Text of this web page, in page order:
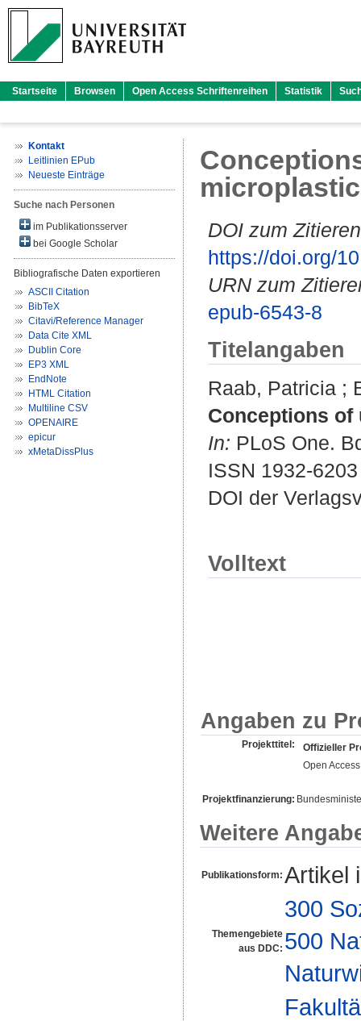
Startseite Browsen Open Access Schriftenreihen Statistik
Kontakt
Leitlinien EPub
Neueste Einträge
Suche nach Personen
im Publikationsserver
bei Google Scholar
Bibliografische Daten exportieren
ASCII Citation
BibTeX
Citavi/Reference Manager
Data Cite XML
Dublin Core
EP3 XML
EndNote
HTML Citation
Multiline CSV
OPENAIRE
epicur
xMetaDissPlus
DOI zum
https://doi.org/
URN zum
epub-6543-8
Titelangaben
Raab, Patricia ;
Conceptions
In: PLoS One.
ISSN 1932-6203
DOI der
Volltext
Angaben zu
Projekttitel:
Offizieller
Open
Projektfinanzierung:
Weitere
Publikationsform: Artikel
Themengebiete
aus DDC:
300
500